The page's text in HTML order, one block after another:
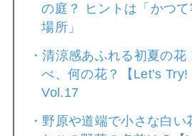
の庭？ ヒントは「かつ
場所」
・清涼感あふれる初夏の
べ、何の花？【Let’s Try!
Vol.17
・ 野原や道端で小さな白い